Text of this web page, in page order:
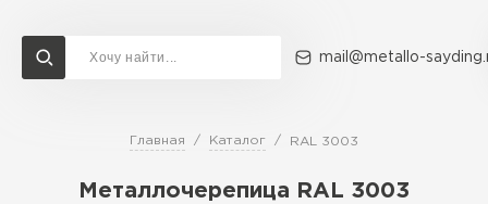
mail@metallo-
Главная Каталог RAL 3003
Металлочерепица RAL 3003
Доставка и оплата Акции О компании